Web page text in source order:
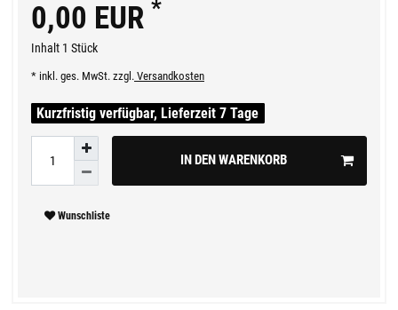
0,00 EUR *
Inhalt 1 Stück
* inkl. ges. MwSt. zzgl. Versandkosten
Kurzfristig verfügbar, Lieferzeit 7 Tage
IN DEN WARENKORB
Wunschliste